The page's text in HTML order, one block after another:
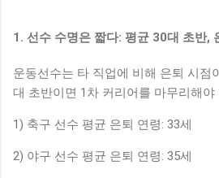
1. 선수 수명은 짧다: 평균 30대 초반,
운동선수는 타 직업에 비해 은퇴 시점
대 초반이면 1차 커리어를 마무리해야
1) 축구 선수 평균 은퇴 연령: 33세
2) 야구 선수 평균 은퇴 연령: 35세